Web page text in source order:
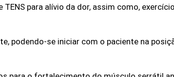
para alívio da dor, assim como,
podendo-se iniciar com o paciente na